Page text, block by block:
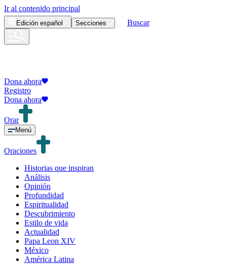
Ir al contenido principal
Edición español Secciones Buscar
Dona ahora
Registro
Dona ahora
Orar
Menú
Oraciones
Historias que inspiran
Análisis
Opinión
Profundidad
Espiritualidad
Descubrimiento
Estilo de vida
Actualidad
Papa Leon XIV
México
América Latina